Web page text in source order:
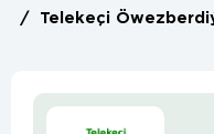
/ Telekeçi